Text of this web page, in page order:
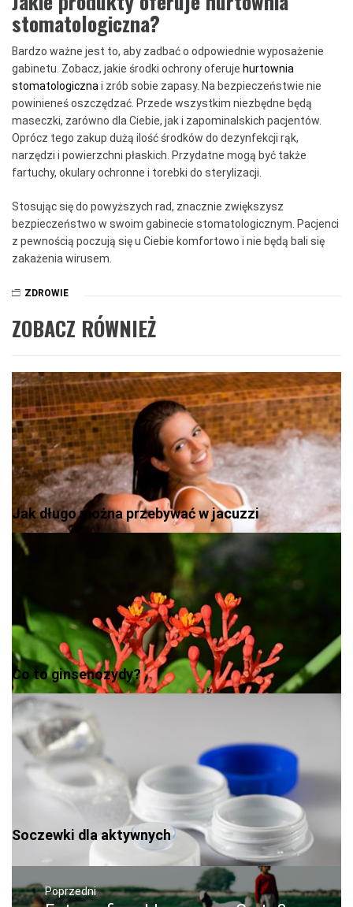
stomatologiczna?
Bardzo ważne jest to, aby zadbać o odpowiednie wyposażenie
gabinetu. Zobacz, jakie środki ochrony oferuje hurtownia
stomatologiczna i zrób sobie zapasy. Na bezpieczeństwie nie
powinieneś oszczędzać. Przede wszystkim niezbędne będą
maseczki, zarówno dla Ciebie, jak i zapominalskich pacjentów.
Oprócz tego zakup dużą ilość środków do dezynfekcji rąk,
narzędzi i powierzchni płaskich. Przydatne mogą być także
fartuchy, okulary ochronne i torebki do sterylizacji.
Stosując się do powyższych rad, znacznie zwiększysz
bezpieczeństwo w swoim gabinecie stomatologicznym. Pacjenci
z pewnością poczują się u Ciebie komfortowo i nie będą bali się
zakażenia wirusem.
ZDROWIE
ZOBACZ RÓWNIEŻ
Jak długo można przebywać w jacuzzi
Co to ginsenozydy?
Soczewki dla aktywnych
Nawigacja
wpisuPoprzedni